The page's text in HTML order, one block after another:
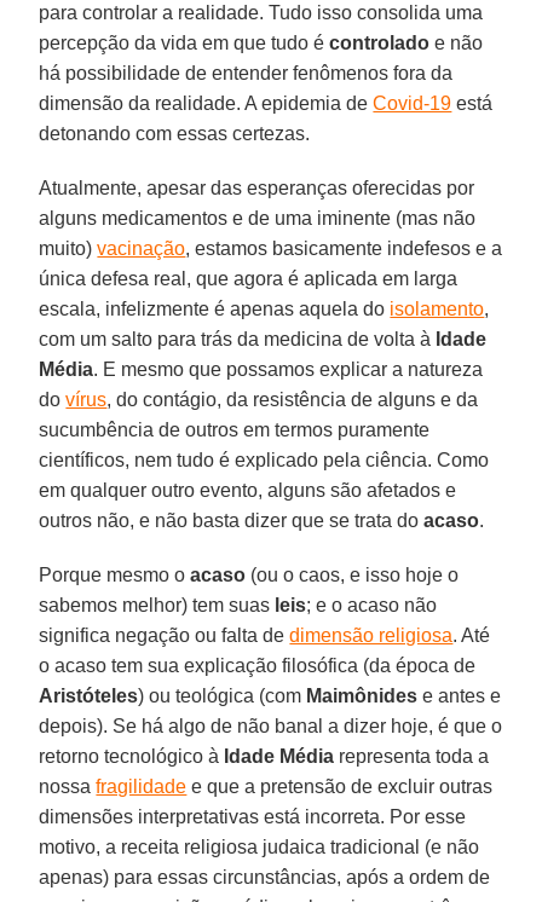
para controlar a realidade. Tudo isso consolida uma
percepção da vida em que tudo écontrolado e não
há possibilidade de entender fenômenos fora da
dimensão da realidade. A epidemia deCovid-19 está
detonando com essas certezas.
Atualmente, apesar das esperanças oferecidas por
alguns medicamentos e de uma iminente (mas não
muito)vacinação, estamos basicamente indefesos e a
única defesa real, que agora é aplicada em larga
escala, infelizmente é apenas aquela do isolamento,
com um salto para trás da medicina de volta à Idade
Média. E mesmo que possamos explicar a natureza
dovírus, do contágio, da resistência de alguns e da
sucumbência de outros em termos puramente
científicos, nem tudo é explicado pela ciência. Como
em qualquer outro evento, alguns são afetados e
outros não, e não basta dizer que se trata doacaso.
Porque mesmo oacaso (ou o caos, e isso hoje o
sabemos melhor) tem suas leis; e o acaso não
significa negação ou falta dedimensão religiosa. Até
o acaso tem sua explicação filosófica (da época de
Aristóteles) ou teológica (com Maimônides e antes e
depois). Se há algo de não banal a dizer hoje, é que o
retorno tecnológico à Idade Média representa toda a
nossafragilidade e que a pretensão de excluir outras
dimensões interpretativas está incorreta. Por esse
motivo, a receita religiosa judaica tradicional (e não
apenas) para essas circunstâncias, após a ordem de